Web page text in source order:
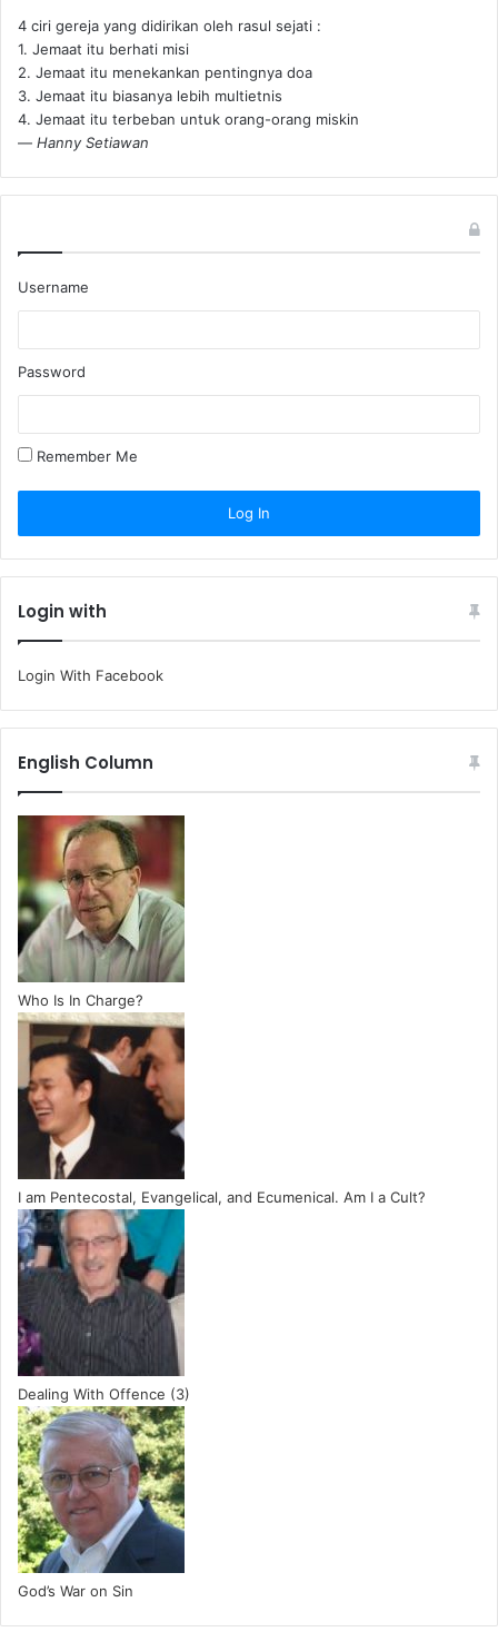
4 ciri gereja yang didirikan oleh rasul sejati :
1. Jemaat itu berhati misi
2. Jemaat itu menekankan pentingnya doa
3. Jemaat itu biasanya lebih multietnis
4. Jemaat itu terbeban untuk orang-orang miskin
— Hanny Setiawan
Username
Password
Remember Me
Login with
Login With Facebook
English Column
Who Is In Charge?
I am Pentecostal, Evangelical, and Ecumenical. Am I a Cult?
Dealing With Offence (3)
God’s War on Sin